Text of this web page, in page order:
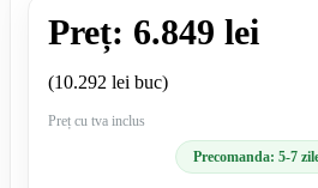
Preț: 6.849 lei
(10.292 lei buc)
Preț cu tva inclus
Precomanda: 5-7